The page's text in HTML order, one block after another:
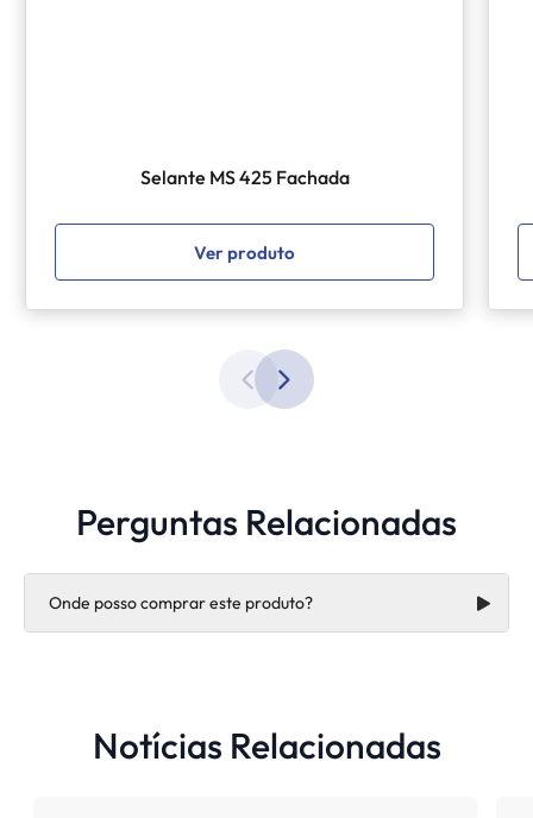
Selante MS 425 Fachada
Ver produto
Perguntas Relacionadas
Onde posso comprar este produto?
https://hard.com.br/contato
Notícias Relacionadas